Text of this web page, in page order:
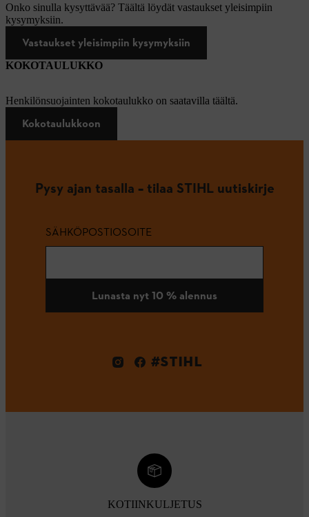
Onko sinulla kysyttävää? Täältä löydät vastaukset yleisimpiin
kysymyksiin.
Vastaukset yleisimpiin kysymyksiin
KOKOTAULUKKO
Henkilönsuojainten kokotaulukko on saatavilla täältä.
Kokotaulukkoon
Pysy ajan tasalla – tilaa STIHL uutiskirje
SÄHKÖPOSTIOSOITE
Lunasta nyt 10 % alennus
#STIHL
KOTIINKULJETUS